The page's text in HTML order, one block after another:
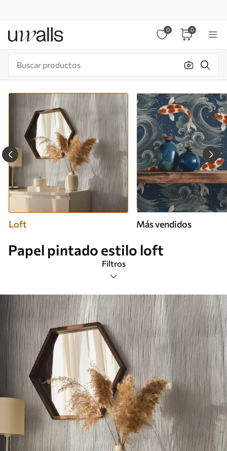
0 0
Loft Más vendidos
Papel pintado estilo loft
Filtros
Etiquetas
Más popular
Borrar todos los filtros